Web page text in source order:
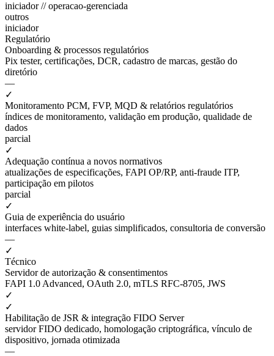
iniciador // operacao-gerenciada
outros
iniciador
Regulatório
Onboarding & processos regulatórios
Pix tester, certificações, DCR, cadastro de marcas, gestão do
diretório
—
✓
Monitoramento PCM, FVP, MQD & relatórios regulatórios
índices de monitoramento, validação em produção, qualidade de
dados
parcial
✓
Adequação contínua a novos normativos
atualizações de especificações, FAPI OP/RP, anti-fraude ITP,
participação em pilotos
parcial
✓
Guia de experiência do usuário
interfaces white-label, guias simplificados, consultoria de conversão
—
✓
Técnico
Servidor de autorização & consentimentos
FAPI 1.0 Advanced, OAuth 2.0, mTLS RFC-8705, JWS
✓
✓
Habilitação de JSR & integração FIDO Server
servidor FIDO dedicado, homologação criptográfica, vínculo de
dispositivo, jornada otimizada
—